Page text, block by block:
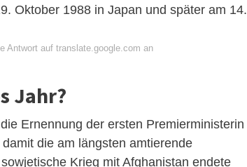
Oktober 1988 in Japan und später am 14.
Antwort auf translate.google.com an
Jahr?
Ernennung der ersten Premierministerin
die am längsten amtierende
Krieg mit Afghanistan endete